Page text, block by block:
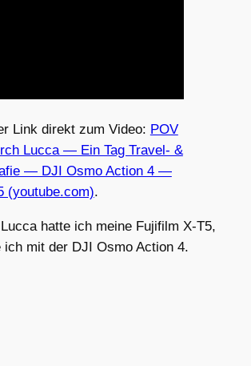
Link direkt zum Video: POV
Lucca — Ein Tag Travel- &
— DJI Osmo Action 4 —
(youtube.com).
hatte ich meine Fujifilm X-T5,
ich mit der DJI Osmo Action 4.